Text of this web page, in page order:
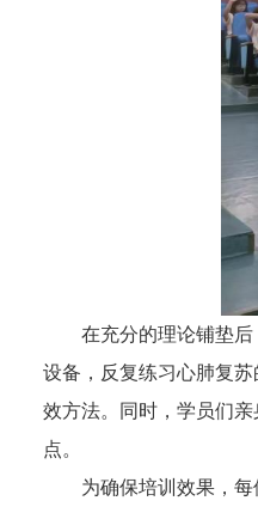
在充分的理论铺垫
设备，反复练习心肺复
效方法。同时，学员们
点。
为确保培训效果，